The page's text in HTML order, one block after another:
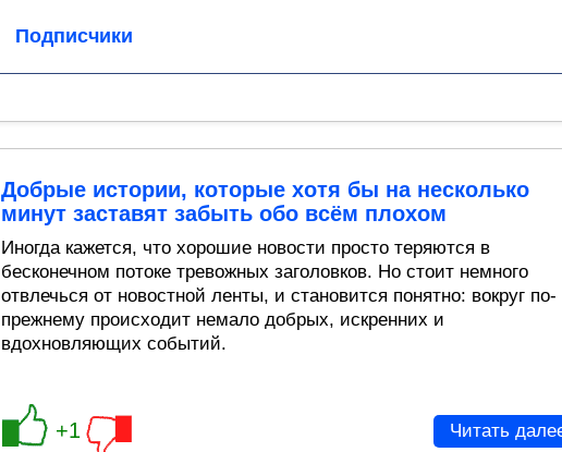
Подписчики
Добрые истории, которые хотя бы на несколько
минут заставят забыть обо всём плохом
Иногда кажется, что хорошие новости просто теряются в
бесконечном потоке тревожных заголовков. Но стоит немного
отвлечься от новостной ленты, и становится понятно: вокруг по-
прежнему происходит немало добрых, искренних и
вдохновляющих событий.
+1 Читать